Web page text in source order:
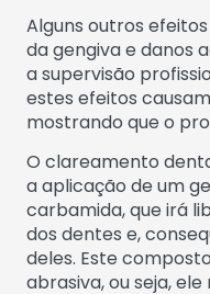
Alguns outros
da gengiva e danos
a supervisão
estes efeitos
mostrando que o
O clareamento
a aplicação de um
carbamida, que irá
dos dentes e,
deles. Este
abrasiva, ou seja,